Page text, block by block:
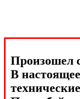
Произошел
В